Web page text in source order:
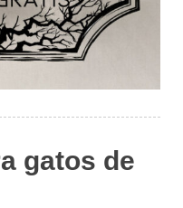
gatos de